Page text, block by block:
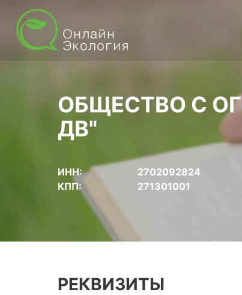
ОБЩЕСТВО С
ДВ"
ИНН:
2702092824
КПП:
271301001
РЕКВИЗИТЫ